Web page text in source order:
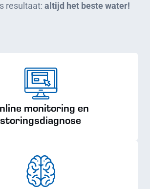
resultaat: altijd het beste water!
monitoring en
storingsdiagnose